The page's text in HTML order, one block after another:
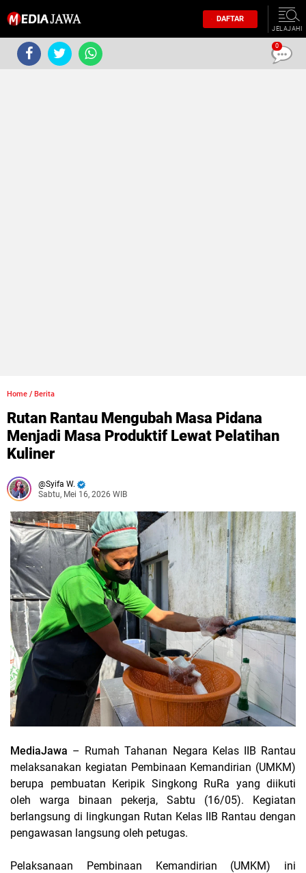
DAFTAR
JELAJAHI
Home / Berita
Rutan Rantau Mengubah Masa Pidana
Menjadi Masa Produktif Lewat Pelatihan
Kuliner
Syifa W.
Sabtu, Mei 16, 2026 WIB
MediaJawa – Rumah Tahanan Negara Kelas IIB Rantau
melaksanakan kegiatan Pembinaan Kemandirian (UMKM)
berupa pembuatan Keripik Singkong RuRa yang diikuti
oleh warga binaan pekerja, Sabtu (16/05). Kegiatan
berlangsung di lingkungan Rutan Kelas IIB Rantau dengan
pengawasan langsung oleh petugas.
Pelaksanaan Pembinaan Kemandirian (UMKM) ini
0